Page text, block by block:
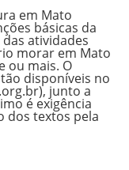
em Mato
básicas da
atividades
morar em Mato
ou mais. O
disponíveis no
junto a
é exigência
dos textos pela